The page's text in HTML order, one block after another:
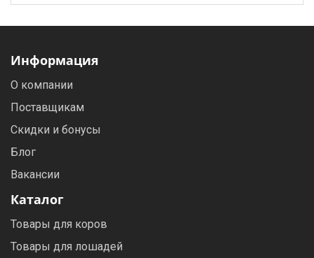
Информация
О компании
Поставщикам
Скидки и бонусы
Блог
Вакансии
Каталог
Товары для коров
Товары для лошадей